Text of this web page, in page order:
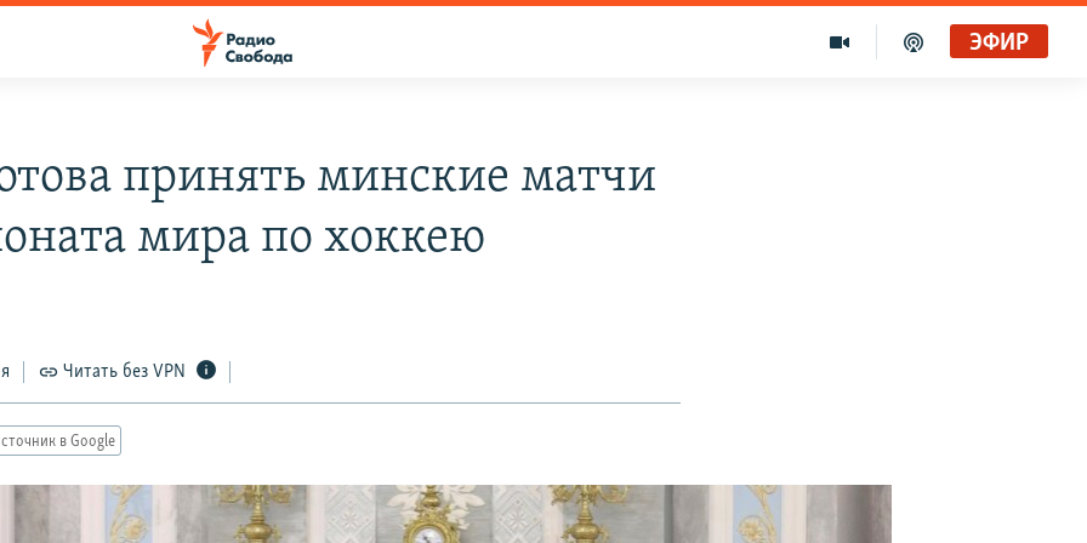
ЭФИР
принять минские матчи
мира по хоккею
Читать без VPN
в Google